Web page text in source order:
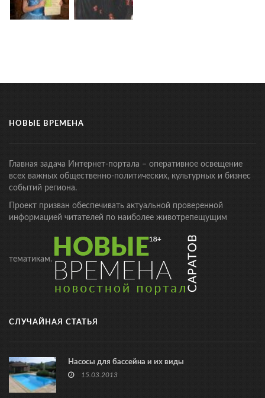
НОВЫЕ ВРЕМЕНА
Главная задача Интернет-портала – оперативное освещение
всех важных общественно-политических, культурных и бизнес
событий региона.
Проект призван обеспечивать актуальной проверенной
информацией читателей по наиболее животрепещущим
тематикам.
СЛУЧАЙНАЯ СТАТЬЯ
Насосы для бассейна и их виды
15.03.2013